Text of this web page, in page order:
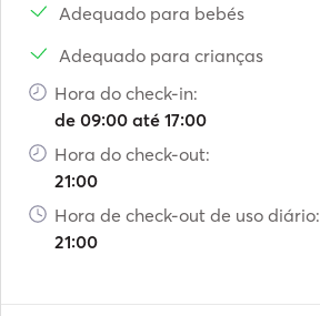
Adequado para bebés
Adequado para crianças
Hora do check-in:
de 09:00 até 17:00
Hora do check-out:
21:00
Hora de check-out de uso diário:
21:00